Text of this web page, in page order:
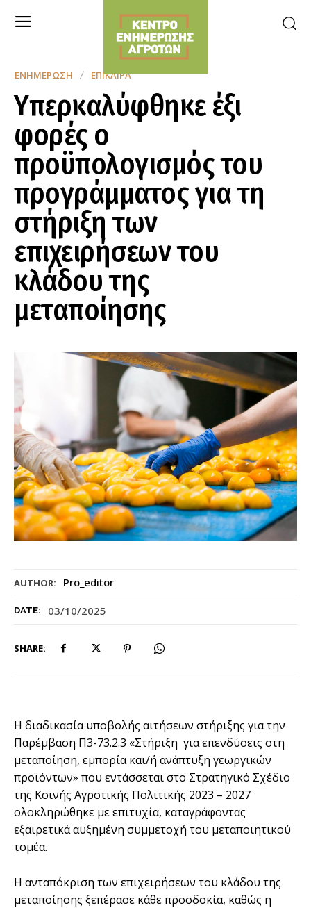
AUTHOR: Pro_editor
DATE: 03/10/2025
SHARE:
ΕΝΗΜΈΡΩΣΗ ΕΠΊΚΑΙΡΑ
Υπερκαλύφθηκε έξι
φορές ο
προϋπολογισμός του
προγράμματος για τη
στήριξη των
επιχειρήσεων του
κλάδου της
μεταποίησης
Η διαδικασία υποβολής αιτήσεων στήριξης για την
Παρέμβαση Π3-73.2.3 «Στήριξη για επενδύσεις στη
μεταποίηση, εμπορία και/ή ανάπτυξη γεωργικών
προϊόντων» που εντάσσεται στο Στρατηγικό Σχέδιο
της Κοινής Αγροτικής Πολιτικής 2023 – 2027
ολοκληρώθηκε με επιτυχία, καταγράφοντας
εξαιρετικά αυξημένη συμμετοχή του μεταποιητικού
τομέα.
Η ανταπόκριση των επιχειρήσεων του κλάδου της
μεταποίησης ξεπέρασε κάθε προσδοκία, καθώς η